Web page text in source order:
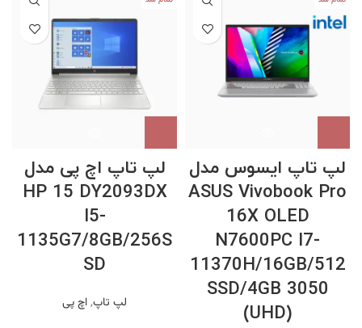
لپ تاپ ایسوس مدل
ASUS Vivobook Pro
16X OLED
N7600PC I7-
11370H/16GB/512
SSD/4GB 3050
(UHD)
لپ تاپ اچ پی مدل
HP 15 DY2093DX
I5-
1135G7/8GB/256S
SD
لپ تاپ,اچ پی